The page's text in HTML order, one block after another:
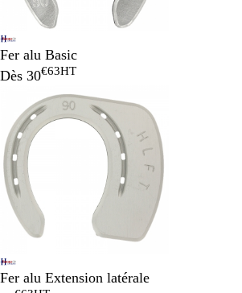
Fer alu Basic
Dès 30€63HT
Fer alu Extension latérale